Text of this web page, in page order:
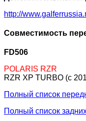
http://
Совместимость
FD506
POLARIS RZR
RZR XP TURBO (c
Полный список
Полный список